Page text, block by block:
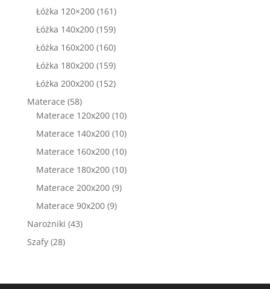
produktów
Łóżka 120×200 161161
produktów
Łóżka 140x200 159159
produktów
Łóżka 160x200 160160
produktów
Łóżka 180x200 159159
produktów
Łóżka 200x200 152152
Materace 5858
produktów
Materace 120x200 1010
produktów
Materace 140x200 1010
produktów
Materace 160x200 1010
produktów
Materace 180x200 1010
Materace 200x200 99
Materace 90x200 99
Narożniki 4343
Szafy 2828